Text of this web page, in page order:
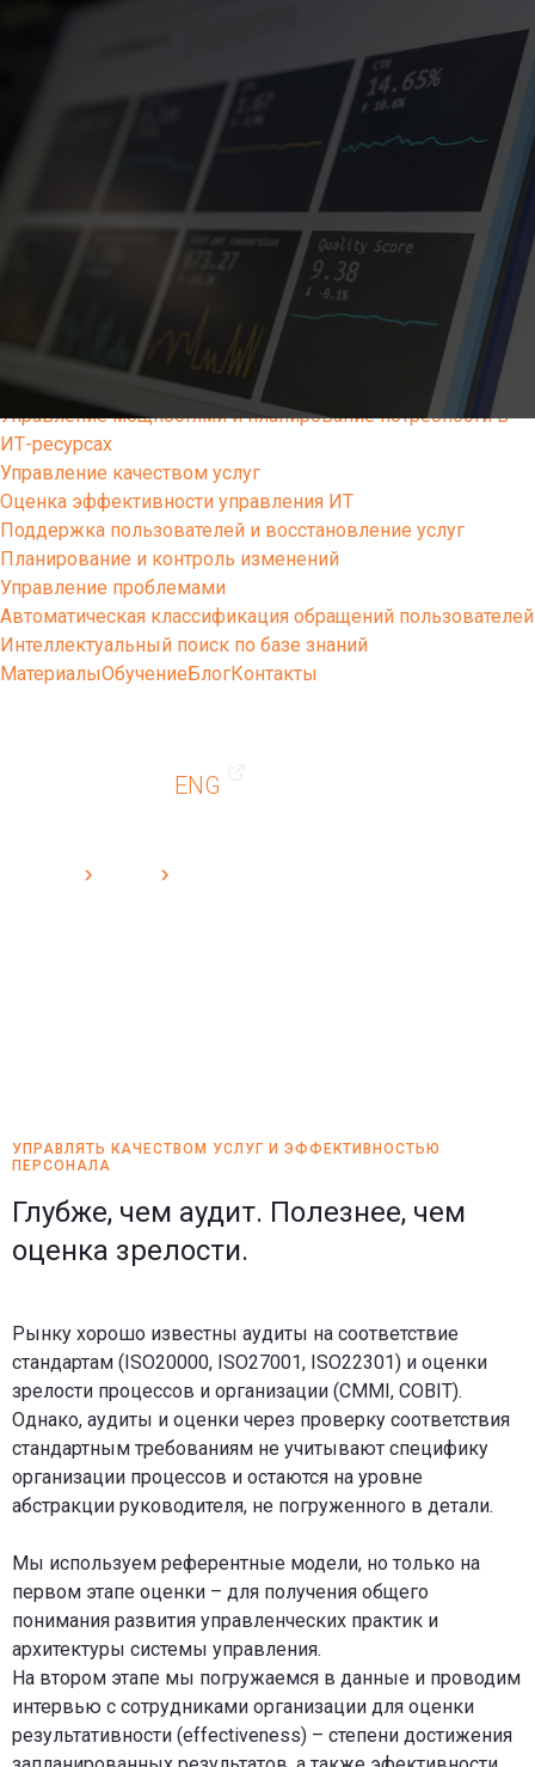
Решения
Документы
Партнерская программа Altevics
Подготовка и поддержка внутренних агентов изменений
(методологов, коучей, скрам-мастеров)
Выстраивание современной разработки ПО через
продуктовые команды
Диагностика продуктовой команды разработки ПО
Документирование сервисной архитектуры и ИТ-
инфраструктуры
Учет и распределение ИТ-затрат, тарификация ИТ-услуг
Управление мощностями и планирование потребности в
ИТ-ресурсах
Управление качеством услуг
Оценка эффективности управления ИТ
Поддержка пользователей и восстановление услуг
Планирование и контроль изменений
Управление проблемами
Автоматическая классификация обращений пользователей
Интеллектуальный поиск по базе знаний
МатериалыОбучениеБлогКонтакты
ENG
УПРАВЛЯТЬ КАЧЕСТВОМ УСЛУГ И ЭФФЕКТИВНОСТЬЮ
ПЕРСОНАЛА
Глубже, чем аудит. Полезнее, чем
оценка зрелости.
Рынку хорошо известны аудиты на соответствие
стандартам (ISO20000, ISO27001, ISO22301) и оценки
зрелости процессов и организации (CMMI, COBIT).
Однако, аудиты и оценки через проверку соответствия
стандартным требованиям не учитывают специфику
организации процессов и остаются на уровне
абстракции руководителя, не погруженного в детали.
Мы используем референтные модели, но только на
первом этапе оценки – для получения общего
понимания развития управленческих практик и
архитектуры системы управления.
На втором этапе мы погружаемся в данные и проводим
интервью с сотрудниками организации для оценки
результативности (effectiveness) – степени достижения